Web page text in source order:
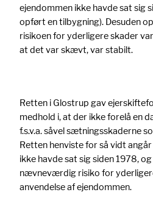
ejendommen ikke havde sat sig
opført en tilbygning). Desuden
risikoen for yderligere skader
at det var skævt, var stabilt.
Retten i Glostrup gav
medhold i, at der ikke forelå en
f.s.v.a. såvel sætningsskaderne
Retten henviste for så vidt
ikke havde sat sig siden 1978,
nævneværdig risiko for
anvendelse af ejendommen.